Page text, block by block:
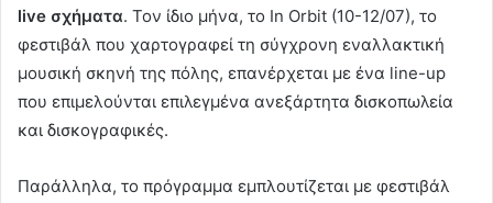
live σχήματα. Τον ίδιο μήνα, το In Orbit (10-12/07), το
φεστιβάλ που χαρτογραφεί τη σύγχρονη εναλλακτική
μουσική σκηνή της πόλης, επανέρχεται με ένα line-up
που επιμελούνται επιλεγμένα ανεξάρτητα δισκοπωλεία
και δισκογραφικές.
Παράλληλα, το πρόγραμμα εμπλουτίζεται με φεστιβάλ